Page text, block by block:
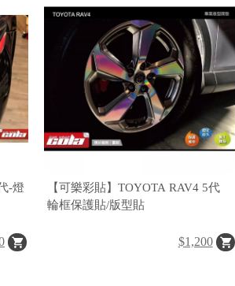
-燈
【可樂彩貼】TOYOTA RAV4 5代
輪框保護貼/版型貼
$1,200